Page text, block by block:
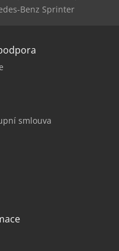
Benz Sprinter
smlouva